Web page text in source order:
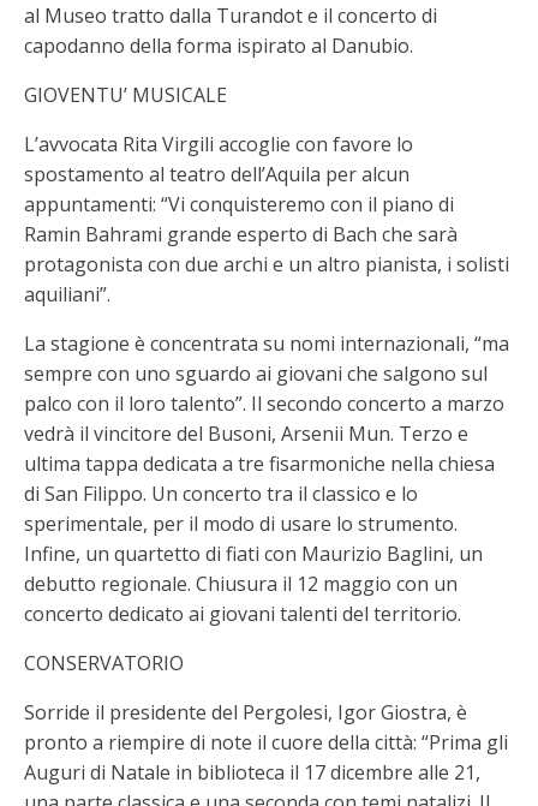
al Museo tratto dalla Turandot e il concerto di
capodanno della forma ispirato al Danubio.
GIOVENTU’ MUSICALE
L’avvocata Rita Virgili accoglie con favore lo
spostamento al teatro dell’Aquila per alcun
appuntamenti: “Vi conquisteremo con il piano di
Ramin Bahrami grande esperto di Bach che sarà
protagonista con due archi e un altro pianista, i solisti
aquiliani”.
La stagione è concentrata su nomi internazionali, “ma
sempre con uno sguardo ai giovani che salgono sul
palco con il loro talento”. Il secondo concerto a marzo
vedrà il vincitore del Busoni, Arsenii Mun. Terzo e
ultima tappa dedicata a tre fisarmoniche nella chiesa
di San Filippo. Un concerto tra il classico e lo
sperimentale, per il modo di usare lo strumento.
Infine, un quartetto di fiati con Maurizio Baglini, un
debutto regionale. Chiusura il 12 maggio con un
concerto dedicato ai giovani talenti del territorio.
CONSERVATORIO
Sorride il presidente del Pergolesi, Igor Giostra, è
pronto a riempire di note il cuore della città: “Prima gli
Auguri di Natale in biblioteca il 17 dicembre alle 21,